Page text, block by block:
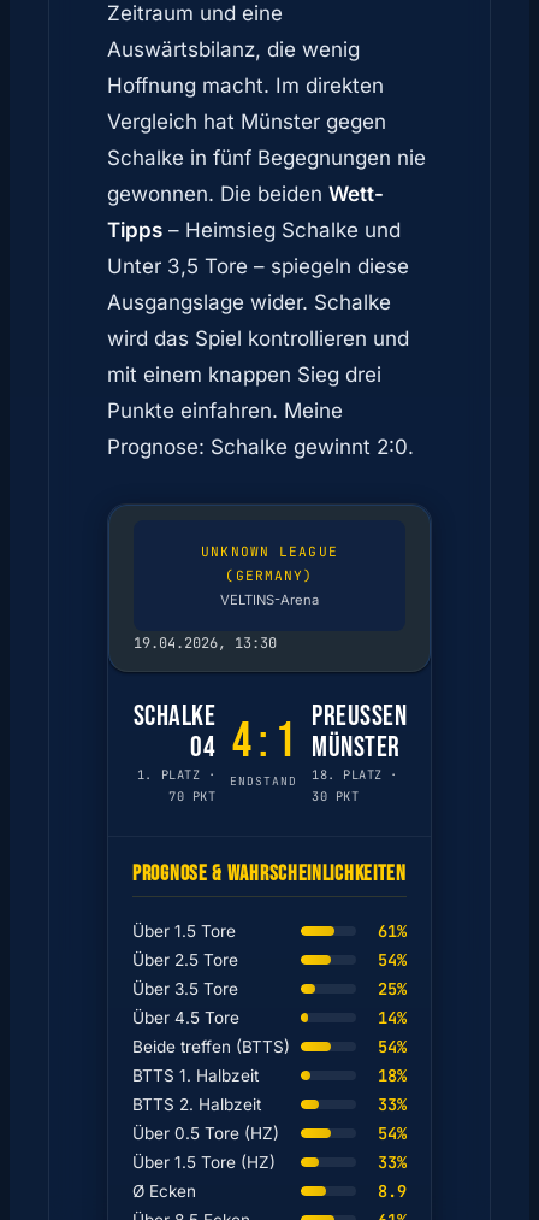
Zeitraum und eine
Auswärtsbilanz, die wenig
Hoffnung macht. Im direkten
Vergleich hat Münster gegen
Schalke in fünf Begegnungen nie
gewonnen. Die beiden Wett-
Tipps – Heimsieg Schalke und
Unter 3,5 Tore – spiegeln diese
Ausgangslage wider. Schalke
wird das Spiel kontrollieren und
mit einem knappen Sieg drei
Punkte einfahren. Meine
Prognose: Schalke gewinnt 2:0.
UNKNOWN LEAGUE
(GERMANY)
VELTINS-Arena
19.04.2026, 13:30
SCHALKE
04
1. PLATZ ·
70 PKT
4 : 1
ENDSTAND
PREUSSEN M
ÜNSTER
18. PLATZ ·
30 PKT
PROGNOSE & WAHRSCHEINLICHKEITEN
Über 1.5 Tore 61%
Über 2.5 Tore 54%
Über 3.5 Tore 25%
Über 4.5 Tore 14%
Beide treffen (BTTS) 54%
BTTS 1. Halbzeit 18%
BTTS 2. Halbzeit 33%
Über 0.5 Tore (HZ) 54%
Über 1.5 Tore (HZ) 33%
Ø Ecken 8.9